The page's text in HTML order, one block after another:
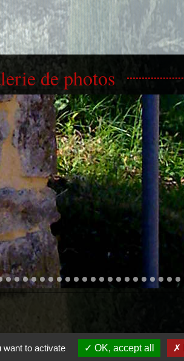
de photos
want to activate OK, accept all